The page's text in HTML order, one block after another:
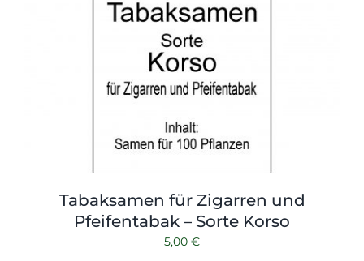
Tabaksamen für Zigarren und
Pfeifentabak – Sorte Korso
5,00 €